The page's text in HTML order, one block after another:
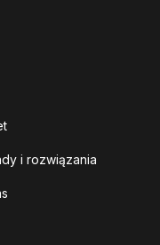
i rozwiązania